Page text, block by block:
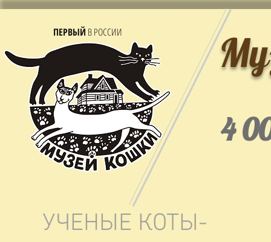
ПЕРВЫЙ В РОССИИ
4
УЧЕНЫЕ КОТЫ-